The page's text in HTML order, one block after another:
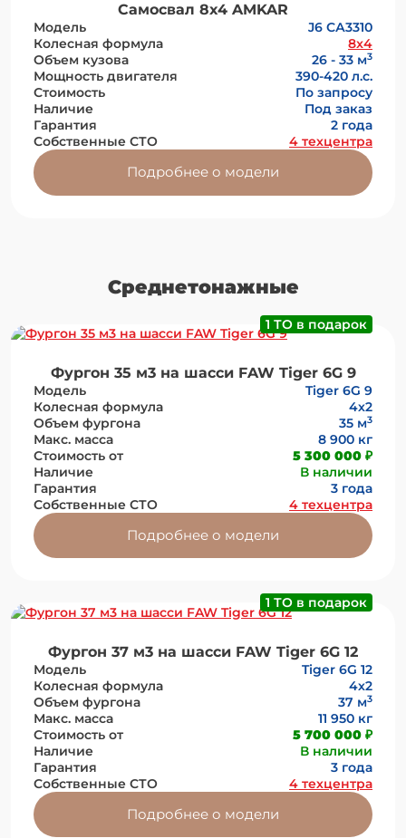
Самосвал 8х4 AMKAR
Модель
J6 СА3310
Колесная формула
8x4
Объем кузова
26 - 33 м3
Мощность двигателя
390-420 л.с.
Стоимость
По запросу
Наличие
Под заказ
Гарантия
2 года
Собственные СТО
4 техцентра
Подробнее о модели
Среднетонажные
1 ТО в подарок
Фургон 35 м3 на шасси FAW Tiger 6G 9
Модель
Tiger 6G 9
Колесная формула
4х2
Объем фургона
35 м3
Макс. масса
8 900 кг
Стоимость от
5 300 000 ₽
Наличие
В наличии
Гарантия
3 года
Собственные СТО
4 техцентра
Подробнее о модели
1 ТО в подарок
Фургон 37 м3 на шасси FAW Tiger 6G 12
Модель
Tiger 6G 12
Колесная формула
4х2
Объем фургона
37 м3
Макс. масса
11 950 кг
Стоимость от
5 700 000 ₽
Наличие
В наличии
Гарантия
3 года
Собственные СТО
4 техцентра
Подробнее о модели